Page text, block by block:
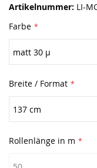
Artikelnummer LI-
Farbe
Breite / Format
Rollenlänge in m